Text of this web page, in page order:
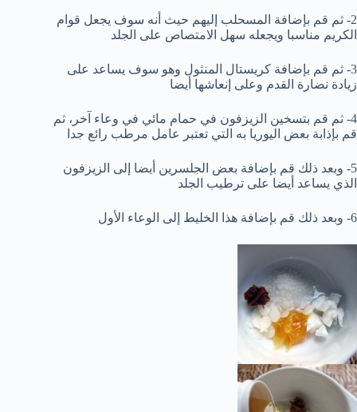
2- ثم قم بإضافة المسحلب إليهم حيث أنه سوف يجعل قوام
الكريم مناسبا ويجعله سهل الامتصاص على الجلد
3- ثم قم بإضافة كريستال المنثول وهو سوف يساعد على
زيادة نضارة القدم وعلى إنعاشها أيضا
4- ثم قم بتسخين الزيزفون في حمام مائي في وعاء آخر، ثم
قم بإذابة بعض اليوريا به التي تعتبر عامل مرطب رائع جدا
5- وبعد ذلك قم بإضافة بعض الجلسرين أيضا إلى الزيزفون
الذي يساعد أيضا على ترطيب الجلد
6- وبعد ذلك قم بإضافة هذا الخليط إلى الوعاء الأول